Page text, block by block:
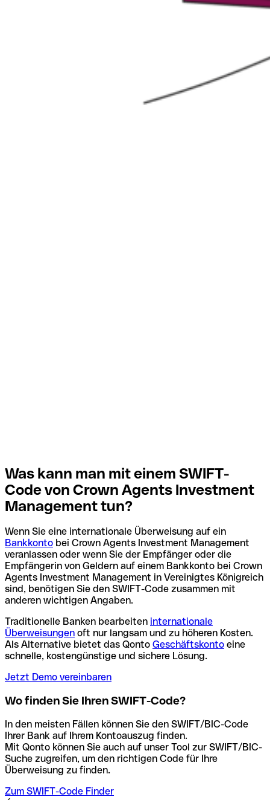
Was kann man mit einem SWIFT-
Code von Crown Agents Investment
Management tun?
Wenn Sie eine internationale Überweisung auf ein
Bankkonto bei Crown Agents Investment Management
veranlassen oder wenn Sie der Empfänger oder die
Empfängerin von Geldern auf einem Bankkonto bei Crown
Agents Investment Management in Vereinigtes Königreich
sind, benötigen Sie den SWIFT-Code zusammen mit
anderen wichtigen Angaben.
Traditionelle Banken bearbeiten internationale
Überweisungen oft nur langsam und zu höheren Kosten.
Als Alternative bietet das Qonto Geschäftskonto eine
schnelle, kostengünstige und sichere Lösung.
Jetzt Demo vereinbaren
Wo finden Sie Ihren SWIFT-Code?
In den meisten Fällen können Sie den SWIFT/BIC-Code
Ihrer Bank auf Ihrem Kontoauszug finden.
Mit Qonto können Sie auch auf unser Tool zur SWIFT/BIC-
Suche zugreifen, um den richtigen Code für Ihre
Überweisung zu finden.
Zum SWIFT-Code Finder